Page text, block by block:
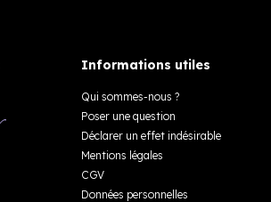
Informations utiles
Qui sommes-nous ?
Poser une question
Déclarer un effet indésirable
Mentions légales
CGV
Données personnelles